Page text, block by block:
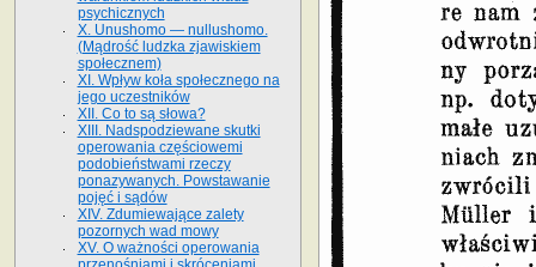
psychicznych
X. Unushomo — nullushomo.
(Mądrość ludzka zjawiskiem
społecznem)
XI. Wpływ koła społecznego na
jego uczestników
XII. Co to są słowa?
XIII. Nadspodziewane skutki
operowania częściowemi
podobieństwami rzeczy
ponazywanych. Powstawanie
pojęć i sądów
XIV. Zdumiewające zalety
pozornych wad mowy
XV. O ważności operowania